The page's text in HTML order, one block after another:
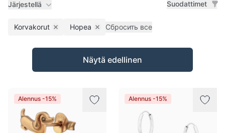
Järjestellä Suodattimet
Korvakorut Remove filter
Hopea Remove filter
Сбросить все
Tuotteet
Näytä edellinen
Alennus -15% Alennus -15%